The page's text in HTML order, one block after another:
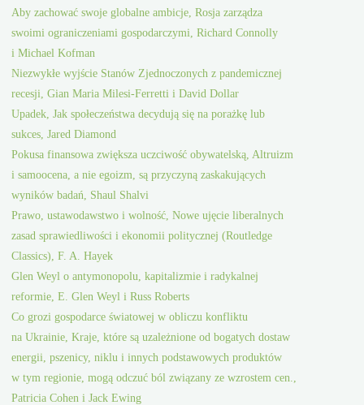
Aby zachować swoje globalne ambicje, Rosja zarządza
swoimi ograniczeniami gospodarczymi, Richard Connolly
i Michael Kofman
Niezwykłe wyjście Stanów Zjednoczonych z pandemicznej
recesji, Gian Maria Milesi-Ferretti i David Dollar
Upadek, Jak społeczeństwa decydują się na porażkę lub
sukces, Jared Diamond
Pokusa finansowa zwiększa uczciwość obywatelską, Altruizm
i samoocena, a nie egoizm, są przyczyną zaskakujących
wyników badań, Shaul Shalvi
Prawo, ustawodawstwo i wolność, Nowe ujęcie liberalnych
zasad sprawiedliwości i ekonomii politycznej (Routledge
Classics), F. A. Hayek
Glen Weyl o antymonopolu, kapitalizmie i radykalnej
reformie, E. Glen Weyl i Russ Roberts
Co grozi gospodarce światowej w obliczu konfliktu
na Ukrainie, Kraje, które są uzależnione od bogatych dostaw
energii, pszenicy, niklu i innych podstawowych produktów
w tym regionie, mogą odczuć ból związany ze wzrostem cen.,
Patricia Cohen i Jack Ewing